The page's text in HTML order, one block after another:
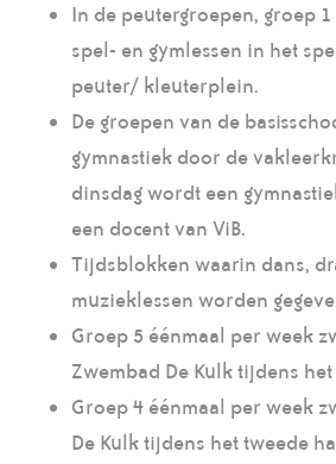
In de peutergroepen, groep
spel- en gymlessen in het
peuter/ kleuterplein.
De groepen van de
gymnastiek door de
dinsdag wordt een
een docent van ViB.
Tijdsblokken waarin dans,
muzieklessen worden
Groep 5 éénmaal per week
Zwembad De Kulk tijdens
Groep 4 éénmaal per week
De Kulk tijdens het tweede